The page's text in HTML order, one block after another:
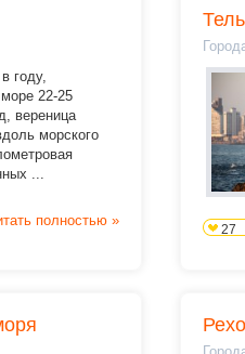
году,
22-25
вереница
морского
...
полностью »
27